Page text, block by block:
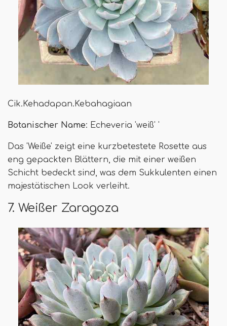
Cik.Kehadapan.Kebahagiaan
Botanischer Name: Echeveria 'weiß' '
Das 'Weiße' zeigt eine kurzbetestete Rosette aus
eng gepackten Blättern, die mit einer weißen
Schicht bedeckt sind, was dem Sukkulenten einen
majestätischen Look verleiht.
7. Weißer Zaragoza